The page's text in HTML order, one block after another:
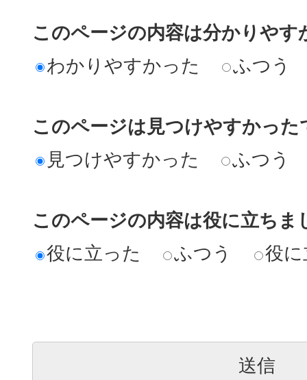
このページの内容は分かりやす
わかりやすかった
ふつう
このページは見つけやすかった
見つけやすかった
ふつう
このページの内容は役に立ちま
役に立った
ふつう 役